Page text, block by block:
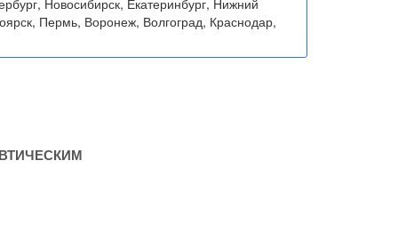
Новосибирск, Екатеринбург, Нижний
Пермь, Воронеж, Волгоград, Краснодар,